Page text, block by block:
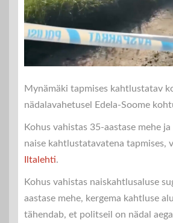
Mynämäki tapmises kahtlustatav
nädalavahetusel Edela-Soome
Kohus vahistas 35-aastase mehe
naise kahtlustatavatena tapmises,
Iltalehti.
Kohus vahistas naiskahtlusaluse
aastase mehe, kergema kahtluse
tähendab, et politseil on nädal